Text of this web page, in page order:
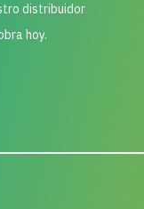
distribuidor
hoy.